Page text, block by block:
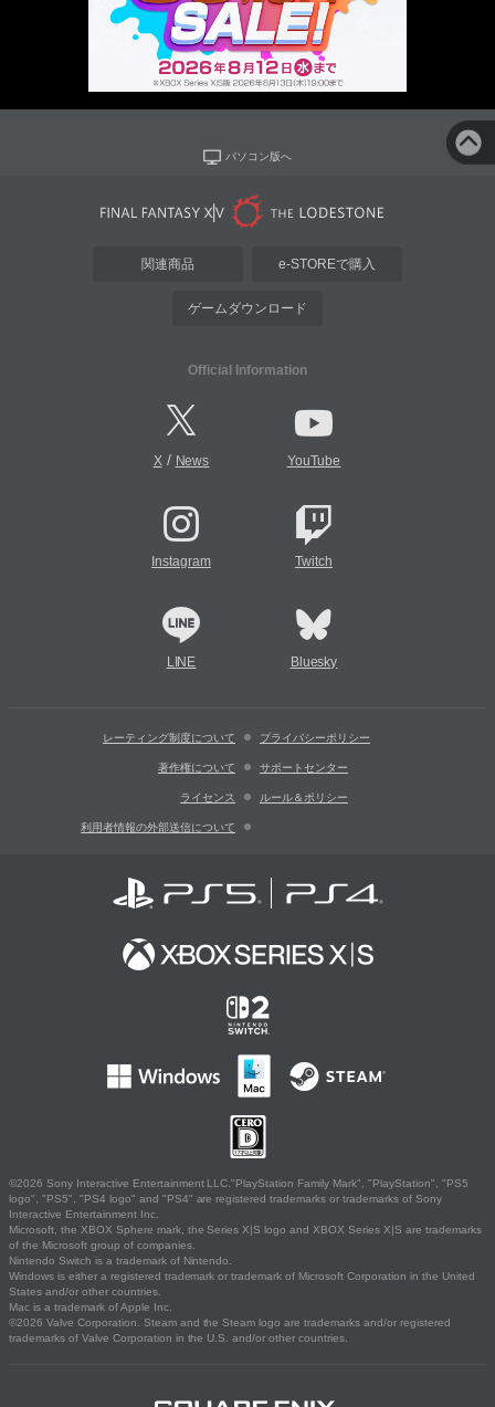
パソコン版へ
関連商品 e-STOREで購入
ゲームダウンロード
Official Information
X/ News YouTube
Instagram Twitch
LINE Bluesky
レーティング制度について プライバシーポリシー
著作権について サポートセンター
ライセンス ルール＆ポリシー
利用者情報の外部送信について
©2026 Sony Interactive Entertainment LLC."PlayStation Family Mark", "PlayStation", "PS5
logo", "PS5", "PS4 logo" and "PS4" are registered trademarks or trademarks of Sony
Interactive Entertainment Inc.
Microsoft, the XBOX Sphere mark, the Series X|S logo and XBOX Series X|S are trademarks
of the Microsoft group of companies.
Nintendo Switch is a trademark of Nintendo.
Windows is either a registered trademark or trademark of Microsoft Corporation in the United
States and/or other countries.
Mac is a trademark of Apple Inc.
©2026 Valve Corporation. Steam and the Steam logo are trademarks and/or registered
trademarks of Valve Corporation in the U.S. and/or other countries.